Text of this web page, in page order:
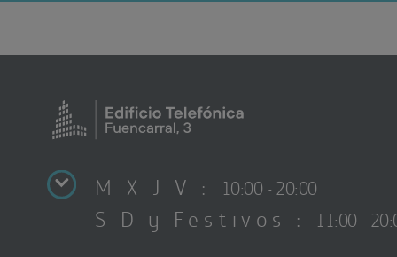
M X J V : 10:00 - 20:00
S D y Festivos : 11:00 -